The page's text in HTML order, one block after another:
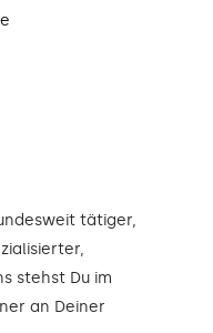
tätiger,
stehst Du im
an Deiner